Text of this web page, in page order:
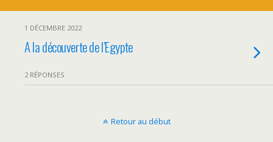
1 DÉCEMBRE 2022
A la découverte de l’Egypte
2 RÉPONSES
Retour au début